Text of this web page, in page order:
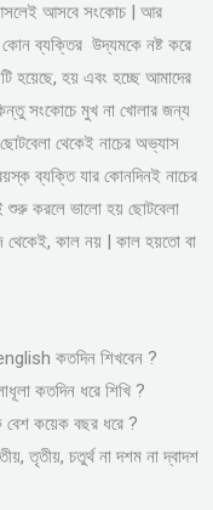
আসবে সংকোচ | আর
ব্যক্তির উদ্যমকে নষ্ট করে
হয়েছে, হয় এবং হচ্ছে আমাদের
সংকোচে মুখ না খোলার জন্য
থেকেই নাচের অভ্যাস
ব্যক্তি যার কোনদিনই নাচের
শুরু করলে ভালো হয় ছোটবেলা
থেকেই, কাল নয় | কাল হয়তো বা
কতদিন শিখবেন ?
কতদিন ধরে শিখি ?
কয়েক বছর ধরে ?
তৃতীয়, চতুর্থ না দশম না দ্বাদশ